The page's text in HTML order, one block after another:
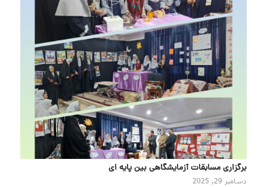
برگزاری مسابقات آزمایشگاهی بین پایه ای
دسامبر 29, 2025